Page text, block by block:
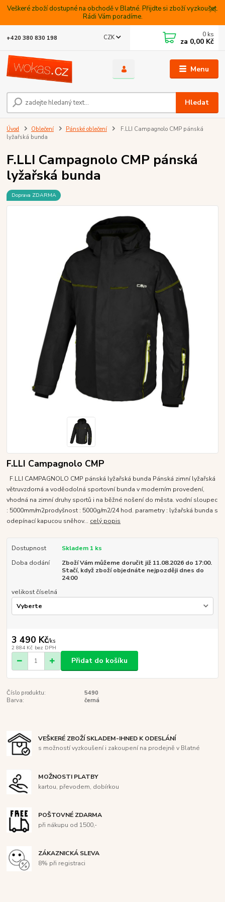
Veškeré zboží dostupné na obchodě v Blatné. Přijdte si zboží vyzkoušet.
Rádi Vám poradíme.
Menu
CZK
Hledat
+420 380 830 198 0 ks
za 0,00 Kč
Úvod Oblečení Pánské oblečení
F.LLI Campagnolo CMP pánská
lyžařská bunda
F.LLI Campagnolo CMP pánská
lyžařská bunda
Doprava ZDARMA
F.LLI Campagnolo CMP
F.LLI CAMPAGNOLO CMP pánská lyžařská bunda Pánská zimní lyžařská
větruvzdorná a voděodolná sportovní bunda v moderním provedení,
vhodná na zimní druhy sportů i na běžné nošení do města. vodní sloupec
: 5000mm/m2prodyšnost : 5000g/m2/24 hod. parametry : lyžařská bunda s
odepínací kapucou sněhov... celý popis
Dostupnost
Skladem 1 ks
Doba dodání
Zboží Vám můžeme doručit již 11.08.2026 do 17:00.
Stačí, když zboží objednáte nejpozději dnes do
24:00
velikost číselná
3 490 Kč/ks
2 884 Kč bez DPH
Přidat do košíku
Číslo produktu:
5490
Barva:
černá
VEŠKERÉ ZBOŽÍ SKLADEM-IHNED K ODESLÁNÍ
s možností vyzkoušení i zakoupení na prodejně v Blatné
MOŽNOSTI PLATBY
kartou, převodem, dobírkou
POŠTOVNÉ ZDARMA
při nákupu od 1500,-
ZÁKAZNICKÁ SLEVA
8% při registraci